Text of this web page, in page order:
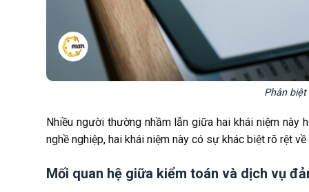
Phân
Nhiều người thường nhầm lẫn giữa hai khái niệm
nghề nghiệp, hai khái niệm này có sự khác biệt rõ rệt
Mối quan hệ giữa kiểm toán và dịch vụ